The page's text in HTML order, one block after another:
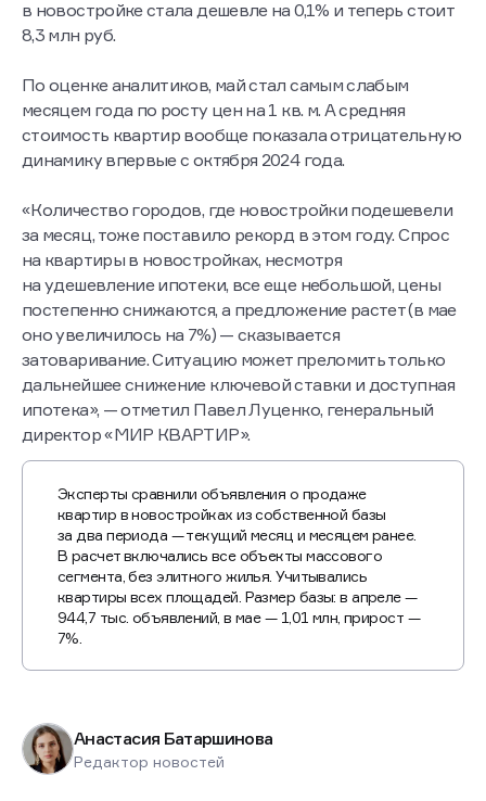
в новостройке стала дешевле на 0,1% и теперь стоит
8,3 млн руб.
По оценке аналитиков, май стал самым слабым
месяцем года по росту цен на 1 кв. м. А средняя
стоимость квартир вообще показала отрицательную
динамику впервые с октября 2024 года.
«Количество городов, где новостройки подешевели
за месяц, тоже поставило рекорд в этом году. Спрос
на квартиры в новостройках, несмотря
на удешевление ипотеки, все еще небольшой, цены
постепенно снижаются, а предложение растет (в мае
оно увеличилось на 7%) — сказывается
затоваривание. Ситуацию может преломить только
дальнейшее снижение ключевой ставки и доступная
ипотека», — отметил Павел Луценко, генеральный
директор «МИР КВАРТИР».
Эксперты сравнили объявления о продаже
квартир в новостройках из собственной базы
за два периода — текущий месяц и месяцем ранее.
В расчет включались все объекты массового
сегмента, без элитного жилья. Учитывались
квартиры всех площадей. Размер базы: в апреле —
944,7 тыс. объявлений, в мае — 1,01 млн, прирост —
7%.
Анастасия Батаршинова
Редактор новостей